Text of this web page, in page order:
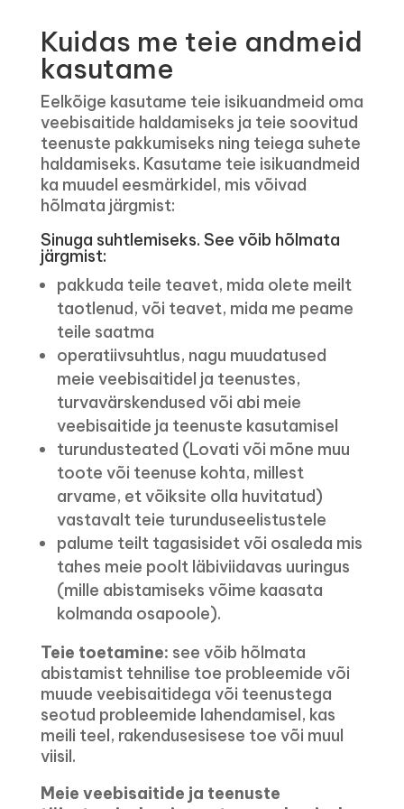
Kuidas me teie andmeid
kasutame
Eelkõige kasutame teie isikuandmeid oma
veebisaitide haldamiseks ja teie soovitud
teenuste pakkumiseks ning teiega suhete
haldamiseks. Kasutame teie isikuandmeid
ka muudel eesmärkidel, mis võivad
hõlmata järgmist:
Sinuga suhtlemiseks. See võib hõlmata
järgmist:
pakkuda teile teavet, mida olete meilt
taotlenud, või teavet, mida me peame
teile saatma
operatiivsuhtlus, nagu muudatused
meie veebisaitidel ja teenustes,
turvavärskendused või abi meie
veebisaitide ja teenuste kasutamisel
turundusteated (Lovati või mõne muu
toote või teenuse kohta, millest
arvame, et võiksite olla huvitatud)
vastavalt teie turunduseelistustele
palume teilt tagasisidet või osaleda mis
tahes meie poolt läbiviidavas uuringus
(mille abistamiseks võime kaasata
kolmanda osapoole).
Teie toetamine: see võib hõlmata
abistamist tehnilise toe probleemide või
muude veebisaitidega või teenustega
seotud probleemide lahendamisel, kas
meili teel, rakendusesisese toe või muul
viisil.
Meie veebisaitide ja teenuste